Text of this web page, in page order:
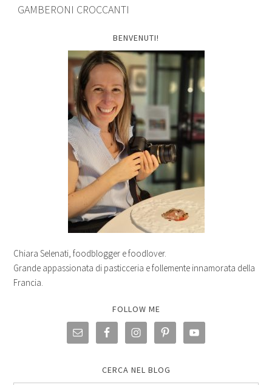
GAMBERONI CROCCANTI
BENVENUTI!
Chiara Selenati, foodblogger e foodlover.
Grande appassionata di pasticceria e follemente innamorata della
Francia.
FOLLOW ME
CERCA NEL BLOG